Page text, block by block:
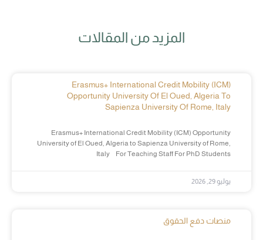
المزيد من المقالات
Erasmus+ International Credit Mobility (ICM)
Opportunity University Of El Oued, Algeria To
Sapienza University Of Rome, Italy
Erasmus+ International Credit Mobility (ICM) Opportunity
University of El Oued, Algeria to Sapienza University of Rome,
Italy For Teaching Staff For PhD Students
يوليو 29, 2026
منصات دفع الحقوق